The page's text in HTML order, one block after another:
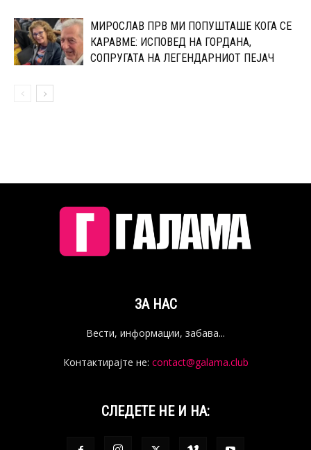
МИРОСЛАВ ПРВ МИ ПОПУШТАШЕ КОГА СЕ
КАРАВМЕ: ИСПОВЕД НА ГОРДАНА,
СОПРУГАТА НА ЛЕГЕНДАРНИОТ ПЕЈАЧ
ЗА НАС
Вести, информации, забава...
Контактирајте не: contact@galama.club
СЛЕДЕТЕ НЕ И НА: